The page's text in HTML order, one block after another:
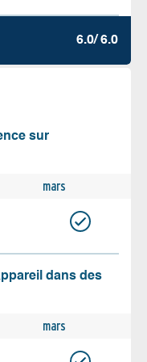
6.0/ 6.0
sur
mars
dans des
mars